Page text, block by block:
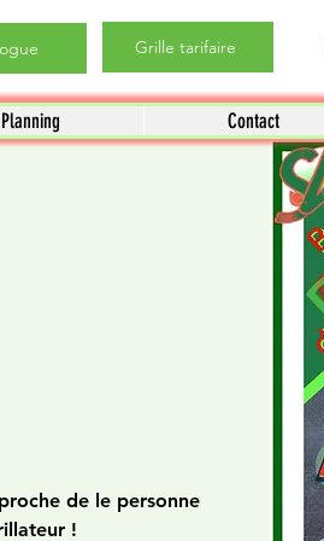
Grille tarifaire
Planning Contact
de le personne
!